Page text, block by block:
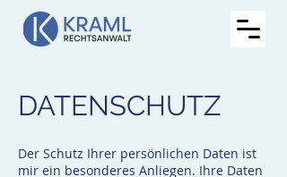
DATENSCHUTZ
Der Schutz Ihrer persönlichen Daten ist
mir ein besonderes Anliegen. Ihre Daten